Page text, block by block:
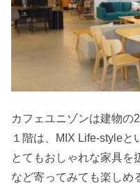
カフェユニゾンは建物の2
１階は、MIX Life-styleと
とてもおしゃれな家具を
など寄ってみても楽しめ